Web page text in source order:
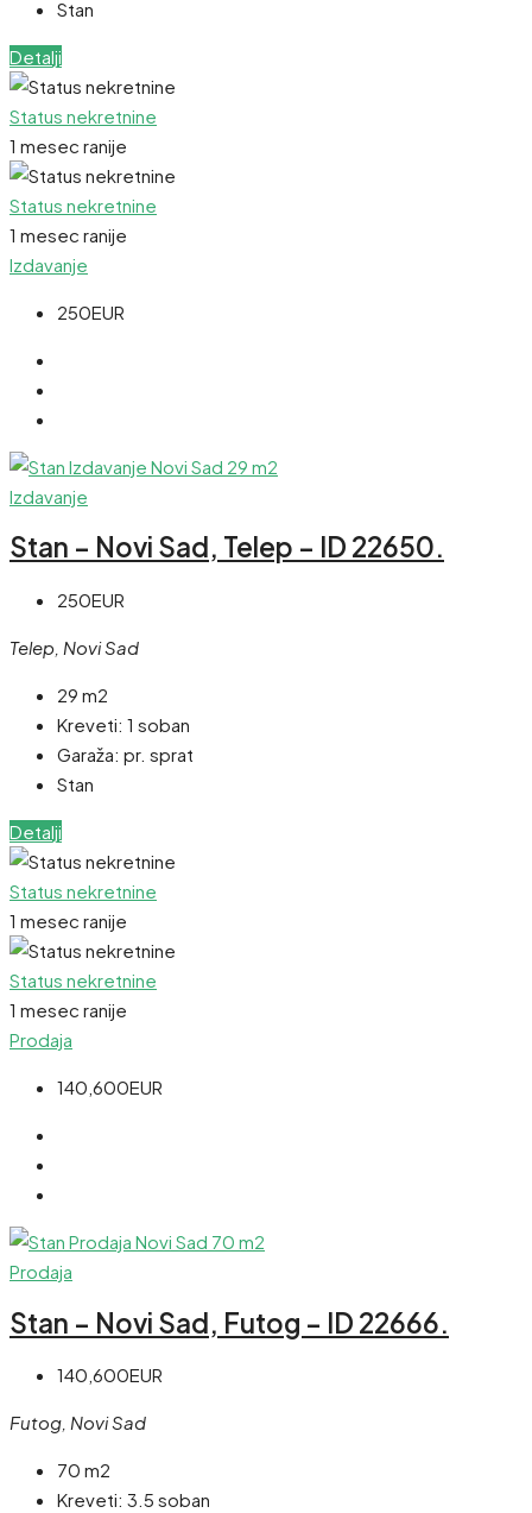
Stan
Detalji
Status nekretnine
1 mesec ranije
Status nekretnine
1 mesec ranije
Izdavanje
250EUR
Izdavanje
Stan – Novi Sad, Telep – ID 22650.
250EUR
Telep, Novi Sad
29 m2
Kreveti: 1 soban
Garaža: pr. sprat
Stan
Detalji
Status nekretnine
1 mesec ranije
Status nekretnine
1 mesec ranije
Prodaja
140,600EUR
Prodaja
Stan – Novi Sad, Futog – ID 22666.
140,600EUR
Futog, Novi Sad
70 m2
Kreveti: 3.5 soban